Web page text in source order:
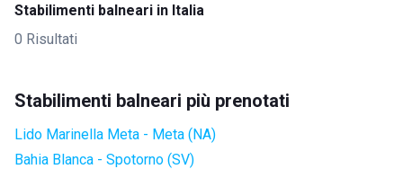
Stabilimenti balneari in Italia
0 Risultati
Stabilimenti balneari più prenotati
Lido Marinella Meta - Meta (NA)
Bahia Blanca - Spotorno (SV)